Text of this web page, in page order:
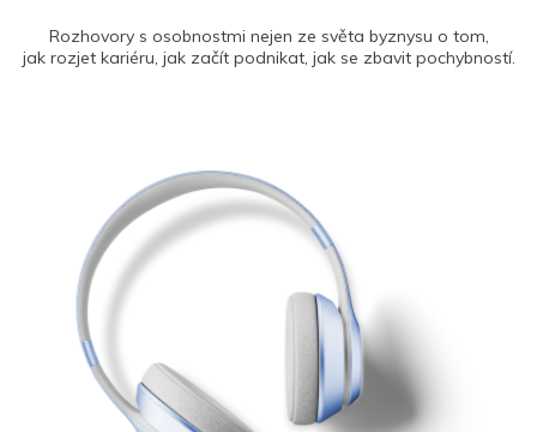
Rozhovory s osobnostmi nejen ze světa byznysu o tom,
jak rozjet kariéru, jak začít podnikat, jak se zbavit pochybností.